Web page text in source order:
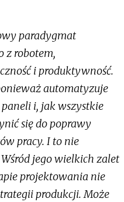
paradygmat
z robotem,
i produktywność.
automatyzuje
i, jak wszystkie
się do poprawy
pracy. I to nie
jego wielkich zalet
projektowania nie
produkcji. Może